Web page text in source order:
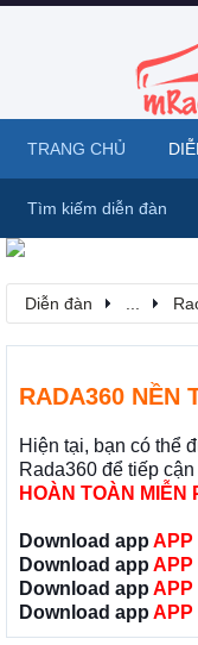
Diễn đàn
RADA360 NỀN
Hiện tại, bạn có thể
Rada360 để tiếp
HOÀN TOÀN MIỄN
Download app APP
Download app APP
Download app APP
Download app APP
TRANG CHỦ
Tìm kiếm diễn đàn